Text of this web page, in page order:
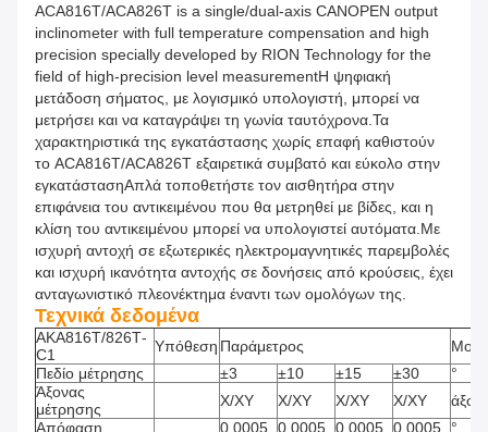
ACA816T/ACA826T is a single/dual-axis CANOPEN output
inclinometer with full temperature compensation and high
precision specially developed by RION Technology for the
field of high-precision level measurementΗ ψηφιακή
μετάδοση σήματος, με λογισμικό υπολογιστή, μπορεί να
μετρήσει και να καταγράψει τη γωνία ταυτόχρονα.Τα
χαρακτηριστικά της εγκατάστασης χωρίς επαφή καθιστούν
το ACA816T/ACA826T εξαιρετικά συμβατό και εύκολο στην
εγκατάστασηΑπλά τοποθετήστε τον αισθητήρα στην
επιφάνεια του αντικειμένου που θα μετρηθεί με βίδες, και η
κλίση του αντικειμένου μπορεί να υπολογιστεί αυτόματα.Με
ισχυρή αντοχή σε εξωτερικές ηλεκτρομαγνητικές παρεμβολές
και ισχυρή ικανότητα αντοχής σε δονήσεις από κρούσεις, έχει
ανταγωνιστικό πλεονέκτημα έναντι των ομολόγων της.
Τεχνικά δεδομένα
ΑΚΑ816Τ/826Τ-
C1
Υπόθεση Παράμετρος
Πεδίο μέτρησης
±3 ±10 ±15 ±30
°
Άξονας
μέτρησης
Χ/ΧΥ Χ/ΧΥ Χ/ΧΥ Χ/ΧΥ
Απόφαση
0.0005 0.0005 0.0005 0.0005 °